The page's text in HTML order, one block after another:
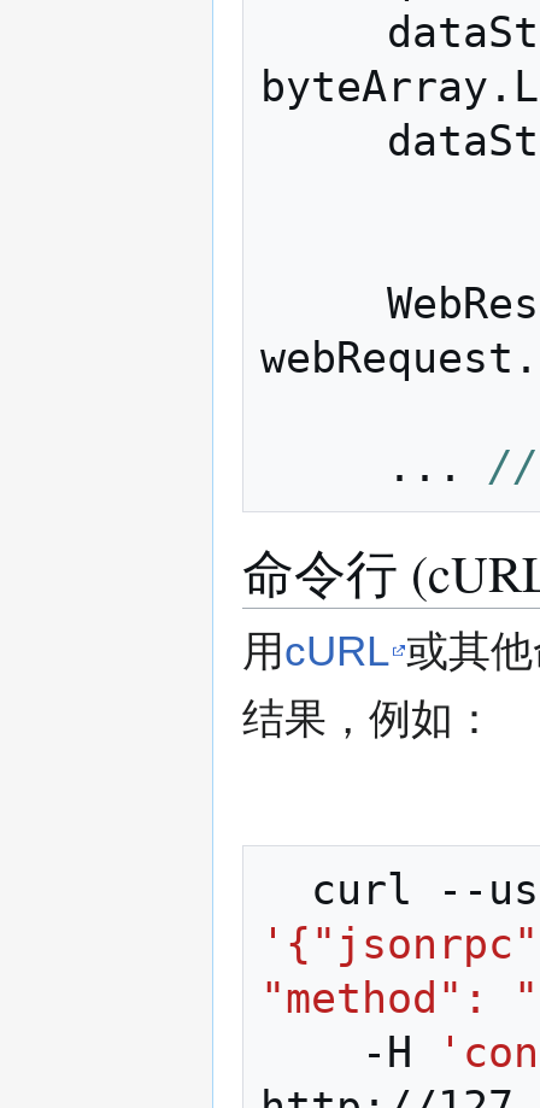
byteArray .
webRequest .
... //
命令行
用cURL 或其
结果，例如：
curl
--
-H